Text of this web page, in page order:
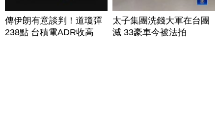
傳伊朗有意談判！道瓊彈
238點 台積電ADR收高
太子集團洗錢大軍在台團
滅 33豪車今被法拍